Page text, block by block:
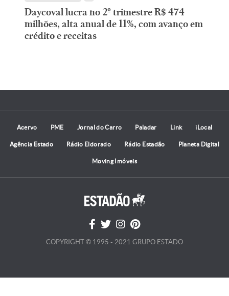
Daycoval lucra no 2º trimestre R$ 474
milhões, alta anual de 11%, com avanço em
crédito e receitas
Acervo PME Jornal do Carro Paladar Link iLocal
Agência Estado Rádio Eldorado Rádio Estadão Planeta Digital
Moving Imóveis
COPYRIGHT © 1995 - 2021 GRUPO ESTADO